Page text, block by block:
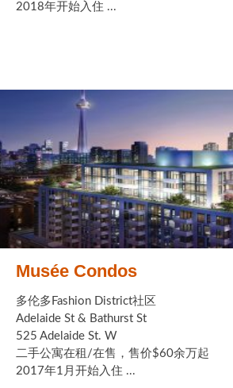
2018年开始入住 ...
Musée Condos
多伦多Fashion District社区
Adelaide St & Bathurst St
525 Adelaide St. W
二手公寓在租/在售，售价$60余万起
2017年1月开始入住 ...